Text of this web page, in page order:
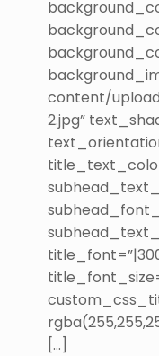
content/
2.jpg”
[…]